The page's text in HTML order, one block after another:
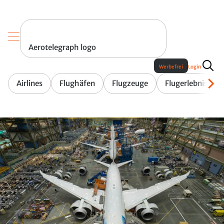
Aerotelegraph logo
Airlines Flughäfen Flugzeuge Flugerlebnis
Werbefrei Login